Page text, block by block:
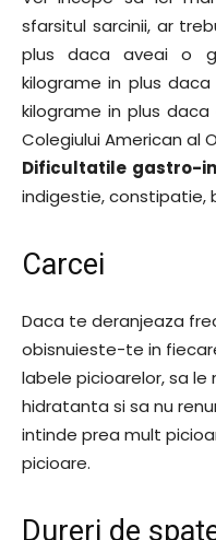
sfarsitul sarcinii, ar
plus daca aveai o
kilograme in plus
kilograme in plus
Colegiului American al
Dificultatile gastro-
indigestie, constipatie,
Carcei
Daca te deranjeaza
obisnuieste-te in
labele picioarelor, sa le
hidratanta si sa nu
intinde prea mult
picioare.
Dureri de